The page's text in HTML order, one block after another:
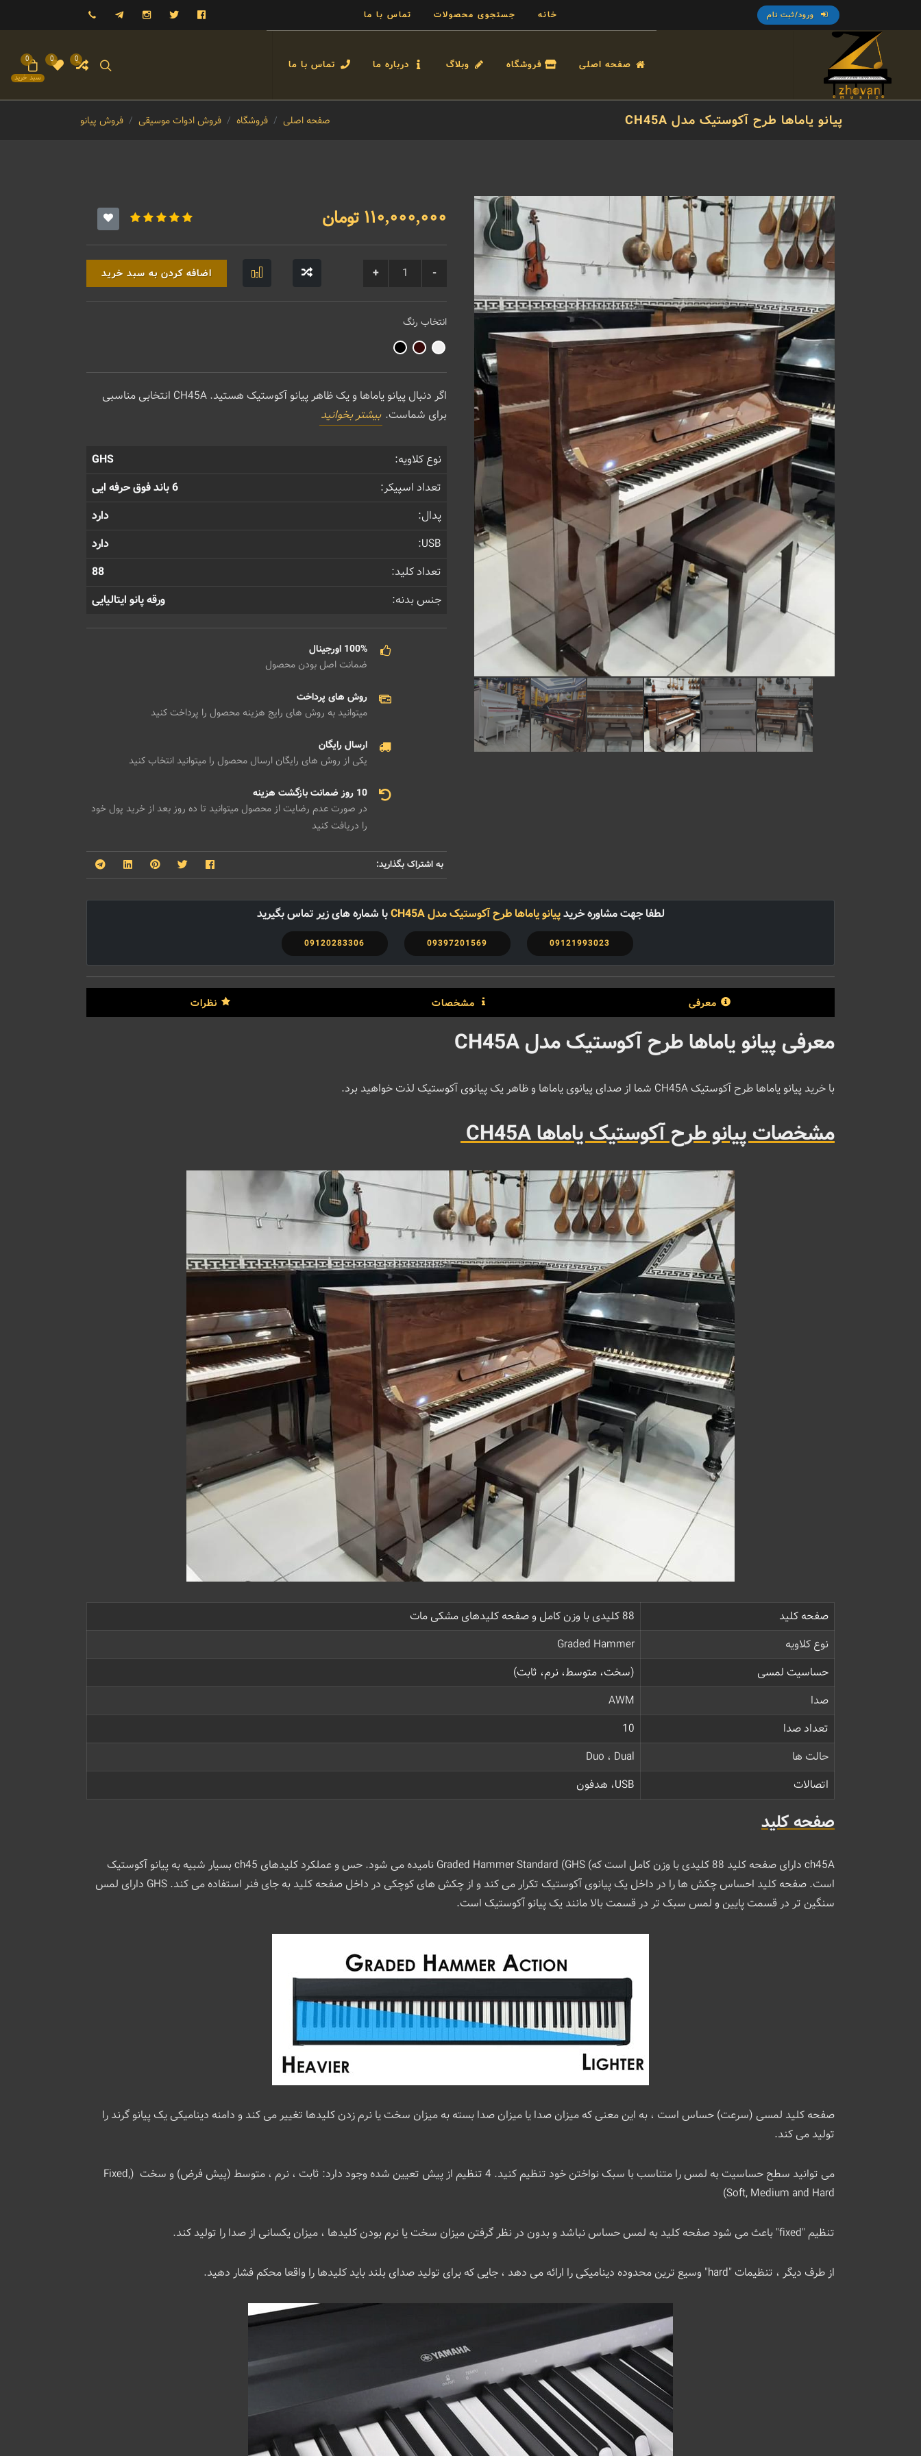
ورود/ثبت نام خانه جستجوی محصولات تماس با ما فیسبوک توییتر اینستاگرام تلگرام
0
0
سبد خرید
0 صفحه اصلی فروشگاه وبلاگ درباره ما تماس با ما
پیانو یاماها طرح آکوستیک مدل CH45A صفحه اصلی فروشگاه فروش ادوات موسیقی فروش پیانو
110,000,000 تومان
اضافه کردن به سبد خرید
انتخاب رنگ
اگر دنبال پیانو یاماها و یک ظاهر پیانو آکوستیک هستید. CH45A انتخابی مناسبی
برای شماست. بیشتر بخوانید
نوع کلاویه:
GHS
تعداد اسپیکر:
6 باند فوق حرفه ایی
پدال:
دارد
USB:
دارد
تعداد کلید:
88
جنس بدنه:
ورقه پانو ایتالیایی
100% اورجینال
ضمانت اصل بودن محصول
روش های پرداخت
میتوانید به روش های رایج هزینه محصول را پرداخت کنید
ارسال رایگان
یکی از روش های رایگان ارسال محصول را میتوانید انتخاب کنید
10 روز ضمانت بازگشت هزینه
در صورت عدم رضایت از محصول میتوانید تا ده روز بعد از خرید پول خود
را دریافت کنید
به اشتراک بگذارید:
لطفا جهت مشاوره خریدپیانو یاماها طرح آکوستیک مدل CH45A با شماره های زیر تماس بگیرید
09121993023
09397201569
09120283306
معرفی مشخصات نظرات
معرفی پیانو یاماها طرح آکوستیک مدل CH45A
با خرید پیانو یاماها طرح آکوستیک CH45A شما از صدای پیانوی یاماها و ظاهر یک پیانوی آکوستیک لذت خواهید برد.
مشخصات پیانو طرح آکوستیک یاماها CH45A
صفحه کلید
88 کلیدی با وزن کامل و صفحه کلیدهای مشکی مات
نوع کلاویه
Graded Hammer
حساسیت لمسی
(سخت، متوسط، نرم، ثابت)
صدا
AWM
تعداد صدا
10
حالت ها
Duo ، Dual
اتصالات
USB، هدفون
صفحه کلید
ch45A دارای صفحه کلید 88 کلیدی با وزن کامل است که) Graded Hammer Standard (GHS نامیده می شود. حس و عملکرد کلیدهای ch45 بسیار شبیه به پیانو آکوستیک
است. صفحه کلید احساس چکش ها را در داخل یک پیانوی آکوستیک تکرار می کند و از چکش های کوچکی در داخل صفحه کلید به جای فنر استفاده می کند. GHS دارای لمس
سنگین تر در قسمت پایین و لمس سبک تر در قسمت بالا مانند یک پیانو آکوستیک است.
صفحه کلید لمسی (سرعت) حساس است ، به این معنی که میزان صدا یا میزان صدا بسته به میزان سخت یا نرم زدن کلیدها تغییر می کند و دامنه دینامیکی یک پیانو گرند را
تولید می کند.
می توانید سطح حساسیت به لمس را متناسب با سبک نواختن خود تنظیم کنید. 4 تنظیم از پیش تعیین شده وجود دارد: ثابت ، نرم ، متوسط (پیش فرض) و سخت (Fixed,
Soft, Medium and Hard)
تنظیم "fixed" باعث می شود صفحه کلید به لمس حساس نباشد و بدون در نظر گرفتن میزان سخت یا نرم بودن کلیدها ، میزان یکسانی از صدا را تولید کند.
از طرف دیگر ، تنظیمات "hard" وسیع ترین محدوده دینامیکی را ارائه می دهد ، جایی که برای تولید صدای بلند باید کلیدها را واقعا محکم فشار دهید.